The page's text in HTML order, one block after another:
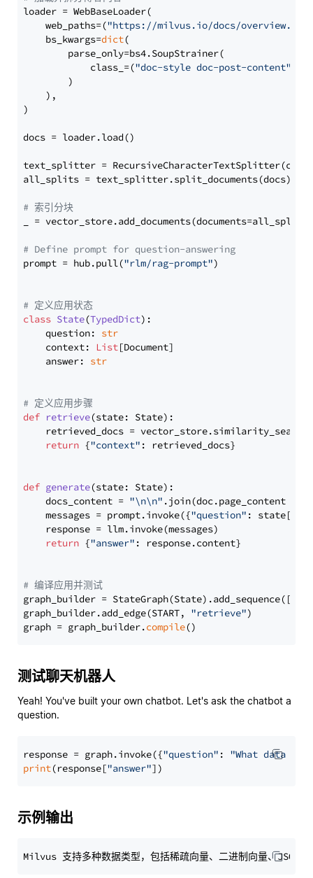
loader = WebBaseLoader(
    web_paths=(
"https://milvus.io/docs/overview.md"
    bs_kwargs=
dict(
        parse_only=bs4.SoupStrainer(
            class_=(
"doc-style doc-post-content"
        )
    ),
)
docs = loader.load()
text_splitter =
all_splits = text_splitter.split_documents(docs)
# 索引分块
_ = vector_store.add_documents(documents=all_splits)
# Define prompt for question-answering
prompt = hub.pull("rlm/rag-prompt")
# 定义应用状态
class State(TypedDict):
    question:
str
    context:
List[Document]
    answer:
str
# 定义应用步骤
def retrieve(state: State):
retrieved_docs =
return {"context" : retrieved_docs}
def generate(state: State):
    docs_content =
"\n\n" .join(doc.page_content
    messages = prompt.invoke({
"question" : state[
    response = llm.invoke(messages)
return {"answer" : response.content}
# 编译应用并测试
graph_builder =
graph_builder.add_edge(START, "retrieve")
graph = graph_builder.compile
测试聊天机器人
Yeah! You've built your own chatbot. Let's ask the chatbot a
question.
response = graph.invoke({"question" : "What data
print(response["answer"
示例输出